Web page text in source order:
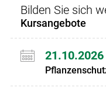
Bilden Sie sich
Kursangebote
21.10.2026